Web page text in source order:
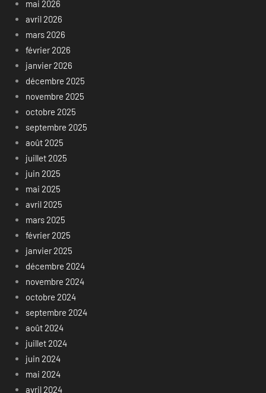
mai 2026
avril 2026
mars 2026
février 2026
janvier 2026
décembre 2025
novembre 2025
octobre 2025
septembre 2025
août 2025
juillet 2025
juin 2025
mai 2025
avril 2025
mars 2025
février 2025
janvier 2025
décembre 2024
novembre 2024
octobre 2024
septembre 2024
août 2024
juillet 2024
juin 2024
mai 2024
avril 2024